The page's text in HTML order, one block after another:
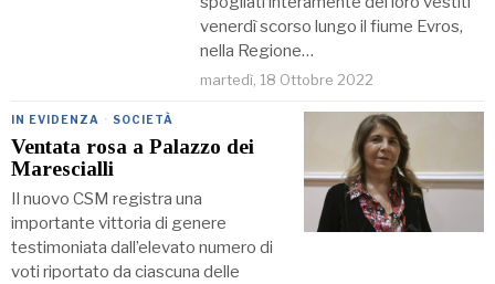
venerdì scorso lungo il fiume Evros,
nella Regione…
martedì, 18 Ottobre 2022
IN EVIDENZA · SOCIETÀ
Ventata rosa a Palazzo dei
Marescialli
Il nuovo CSM registra una
importante vittoria di genere
testimoniata dall’elevato numero di
voti riportato da ciascuna delle